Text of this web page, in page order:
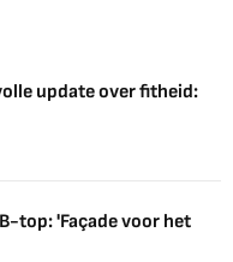
update over fitheid:
top: 'Façade voor het